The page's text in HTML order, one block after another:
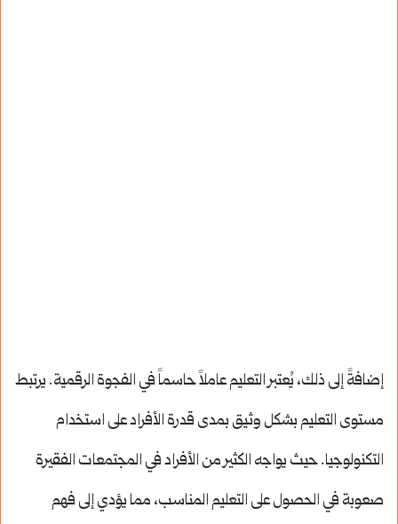
إضافةً إلى ذلك، يُعتبر التعليم عاملاً حاسماً في الفجوة الرقمية. يرتبط
مستوى التعليم بشكل وثيق بمدى قدرة الأفراد على استخدام
التكنولوجيا. حيث يواجه الكثير من الأفراد في المجتمعات الفقيرة
صعوبة في الحصول على التعليم المناسب، مما يؤدي إلى فهم